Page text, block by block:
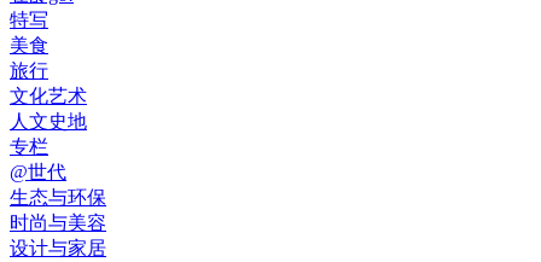
特写
美食
旅行
文化艺术
人文史地
专栏
@世代
生态与环保
时尚与美容
设计与家居